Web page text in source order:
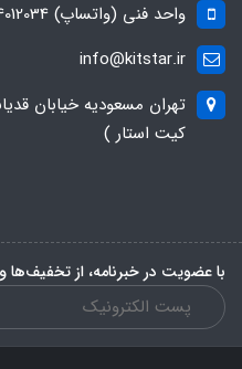
واحد فنی (واتساپ) 09354012034
info@kitstar.ir
تهران مسعودیه خیابان
کیت استار )
با عضویت در خبرنامه، از